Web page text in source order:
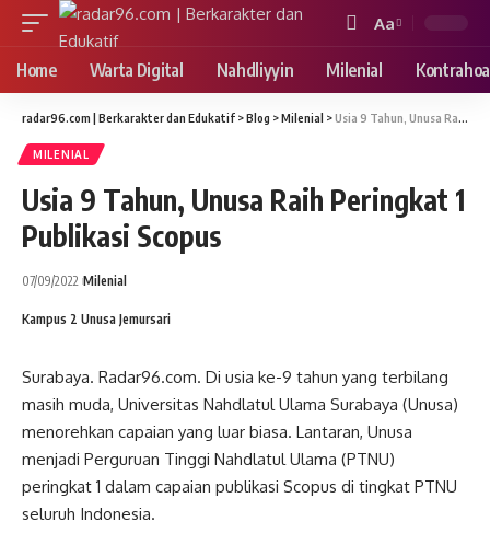
Font
Resizer
Aa
Home Warta Digital Nahdliyyin Milenial
radar96.com | Berkarakter dan Edukatif >Blog >Milenial >Usia 9 Tahun, Unusa Raih Peringkat 1 Publikasi Scopus
MILENIAL
Usia 9 Tahun, Unusa Raih Peringkat 1
Publikasi Scopus
07/09/2022 Milenial
Kampus 2 Unusa Jemursari
Surabaya. Radar96.com. Di usia ke-9 tahun yang terbilang
masih muda, Universitas Nahdlatul Ulama Surabaya (Unusa)
menorehkan capaian yang luar biasa. Lantaran, Unusa
menjadi Perguruan Tinggi Nahdlatul Ulama (PTNU)
peringkat 1 dalam capaian publikasi Scopus di tingkat PTNU
seluruh Indonesia.